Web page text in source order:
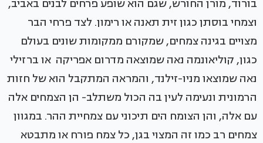
בורוד, מורן החורש, שגם הוא שופע פרחים לבנים באביב,
וצמחי בוסתן כגון זית תאנה או רימון. לצד פרחי הבר
מצויים בגינה צמחים, שמקורם ממקומות שונים בעולם
כגון, קוליאונמה נאה שמוצאה מדרום אפריקה או ברזילי
נאה שמוצאו מניו-זילנד, והמראה המתקבל הוא של חזות
הרמונית ונעימה לעין בה הכול משתלב- הן הצמחים אלה
עם אלה, והן הצומח הים תיכוני עם צמחיית ההר. במגוון
צמחים רב כמו זה המצוי בגן, כל צמח פורח או מתבטא